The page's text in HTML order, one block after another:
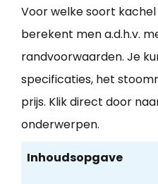
Voor welke soort
berekent men a.d.h.v.
randvoorwaarden. Je
specificaties, het
prijs. Klik direct door
onderwerpen.
Inhoudsopgave